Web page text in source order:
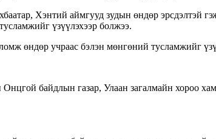
Хэнтий аймгууд зудын өндөр эрсдэлтэй
үзүүлэхээр болжээ.
өндөр учраас бэлэн мөнгөний тусламжийг
байдлын газар, Улаан загалмайн хороо